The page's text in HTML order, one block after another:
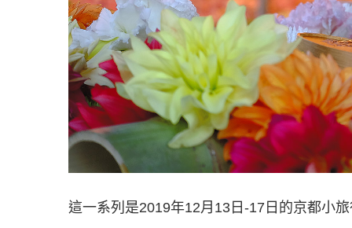
這一系列是2019年12月13日-17日的京都小